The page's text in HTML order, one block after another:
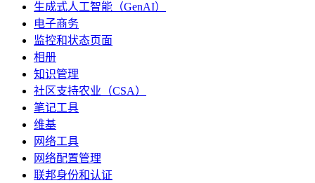
生成式人工智能（GenAI）
电子商务
监控和状态页面
相册
知识管理
社区支持农业（CSA）
笔记工具
维基
网络工具
网络配置管理
联邦身份和认证